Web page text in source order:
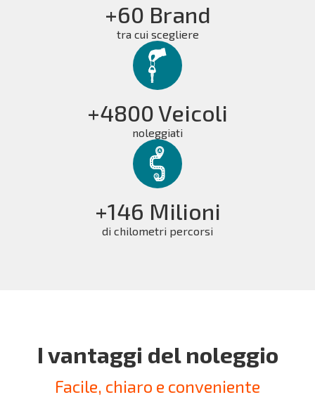
+60 Brand
tra cui scegliere
+4800 Veicoli
noleggiati
+146 Milioni
di chilometri percorsi
I vantaggi del noleggio
Facile, chiaro e conveniente